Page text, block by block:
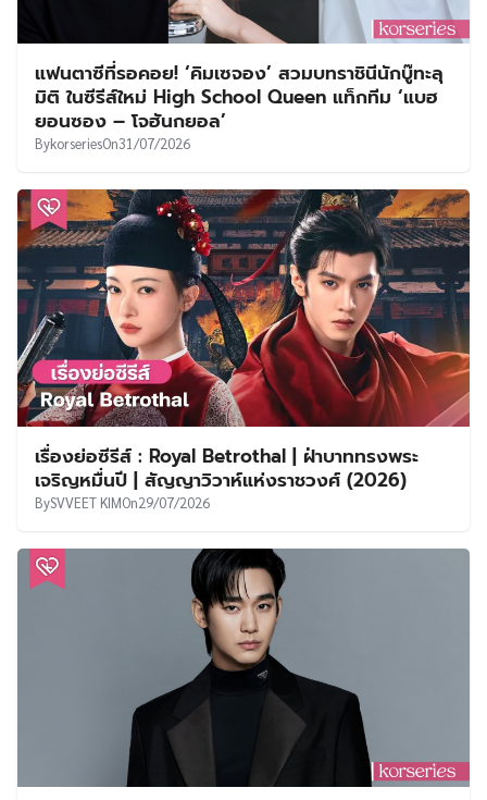
แฟนตาซีที่รอคอย! ‘คิมเซจอง’ สวมบทราชินีนักบู๊ทะลุ
มิติ ในซีรีส์ใหม่ High School Queen แท็กทีม ‘แบฮ
ยอนซอง – โจฮันกยอล’
BykorseriesOn31/07/2026
เรื่องย่อซีรีส์ : Royal Betrothal | ฝ่าบาททรงพระ
เจริญหมื่นปี | สัญญาวิวาห์แห่งราชวงศ์ (2026)
BySVVEET KIMOn29/07/2026